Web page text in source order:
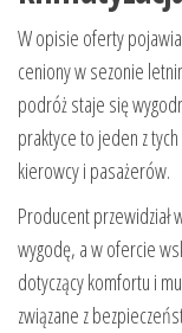
W opisie oferty
ceniony w sezonie
podróż staje się
praktyce to jeden z
kierowcy i pasażerów.
Producent przewidział
wygodę, a w ofercie
dotyczący komfortu i
związane z